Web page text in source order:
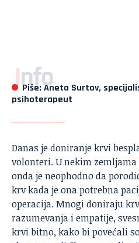
Info
Piše: Aneta Surtov,
psihoterapeut
Danas je doniranje krvi
volonteri. U nekim
onda je neophodno da
krv kada je ona potrebna
operacija. Mnogi doniraju
razumevanja i empatije,
krvi bitno, kako bi povećali